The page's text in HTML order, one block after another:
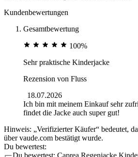
Kundenbewertungen
Gesamtbewertung
100%
Sehr praktische Kinderjacke
Rezension von Fluss
18.07.2026
Ich bin mit meinem Einkauf sehr
findet die Jacke auch super gut!
Hinweis: „Verifizierter Käufer“ bedeutet,
über vaude.com bestätigt wurde.
Du bewertest:
Du bewertest: Caprea Regenjacke